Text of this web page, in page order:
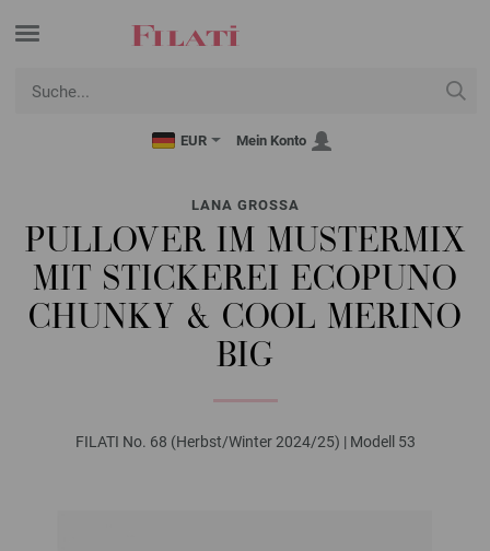
EUR Mein Konto
LANA GROSSA
PULLOVER IM MUSTERMIX
MIT STICKEREI ECOPUNO
CHUNKY & COOL MERINO
BIG
FILATI No. 68 (Herbst/Winter 2024/25) | Modell 53